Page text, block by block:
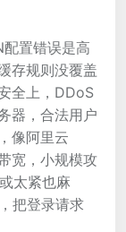
置错误是高
存规则没覆盖
全上，DDoS
器，合法用户
像阿里云
宽，小规模攻
太紧也麻
把登录请求